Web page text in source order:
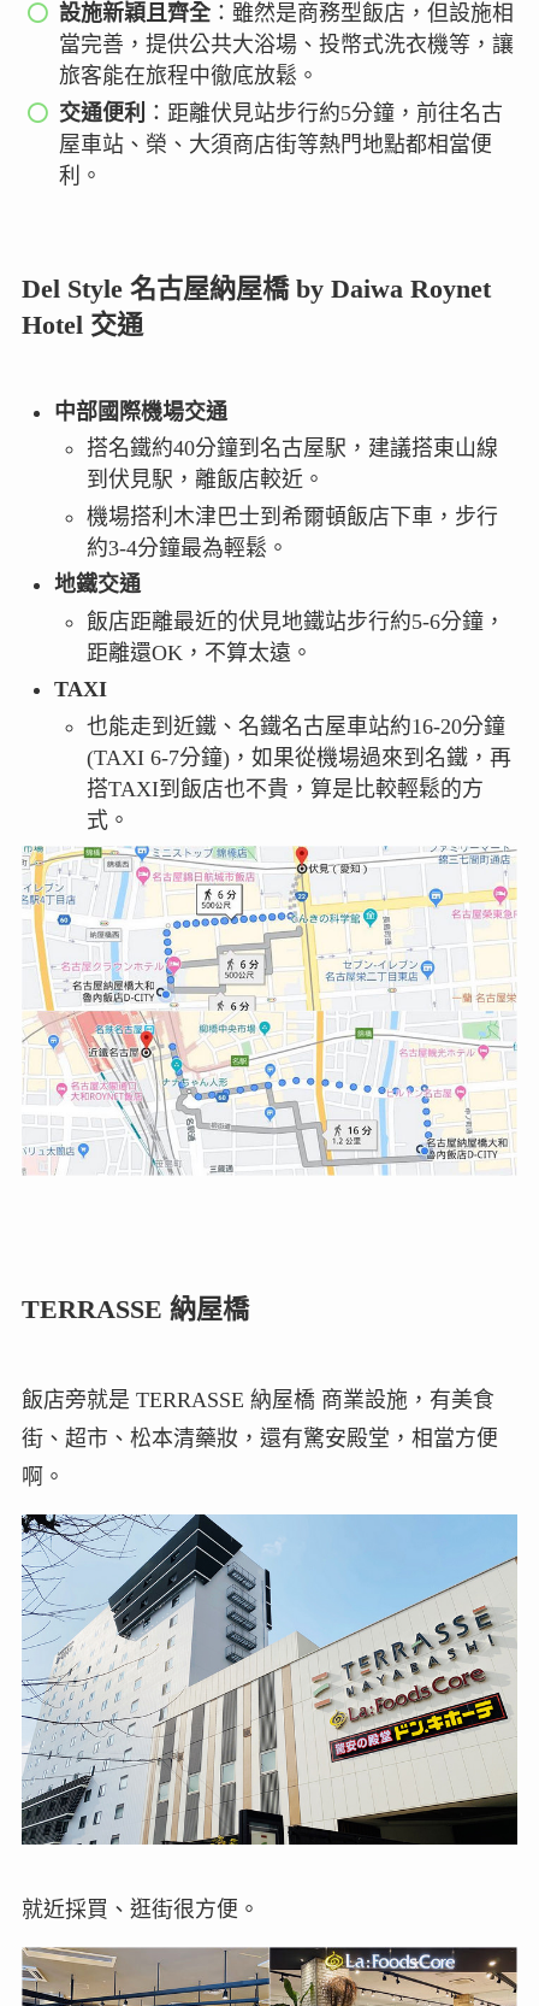
設施新穎且齊全 ：雖然是商務型飯店，但設施相
當完善，提供公共大浴場、投幣式洗衣機等，讓
旅客能在旅程中徹底放鬆。
交通便利 ：距離伏見站步行約5分鐘，前往名古
屋車站、榮、大須商店街等熱門地點都相當便
利。
Del Style 名古屋納屋橋 by Daiwa Roynet
Hotel 交通
中部國際機場交通
搭名鐵約40分鐘到名古屋駅，建議搭東山線
到伏見駅，離飯店較近。
機場搭利木津巴士到希爾頓飯店下車，步行
約3-4分鐘最為輕鬆。
地鐵交通
飯店距離最近的伏見地鐵站步行約5-6分鐘，
距離還OK，不算太遠。
TAXI
也能走到近鐵、名鐵名古屋車站約16-20分鐘
(TAXI 6-7分鐘)，如果從機場過來到名鐵，再
搭TAXI到飯店也不貴，算是比較輕鬆的方
式。
TERRASSE 納屋橋
飯店旁就是 TERRASSE 納屋橋 商業設施，有美食
街、超市、松本清藥妝，還有驚安殿堂，相當方便
啊。
就近採買、逛街很方便。